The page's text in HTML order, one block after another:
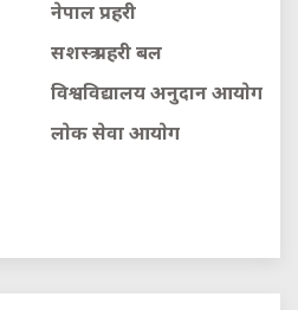
नेपाल प्रहरी
सशस्त्र प्रहरी बल
विश्वविद्यालय अनुदान आयाेग
लाेक सेवा आयाेग